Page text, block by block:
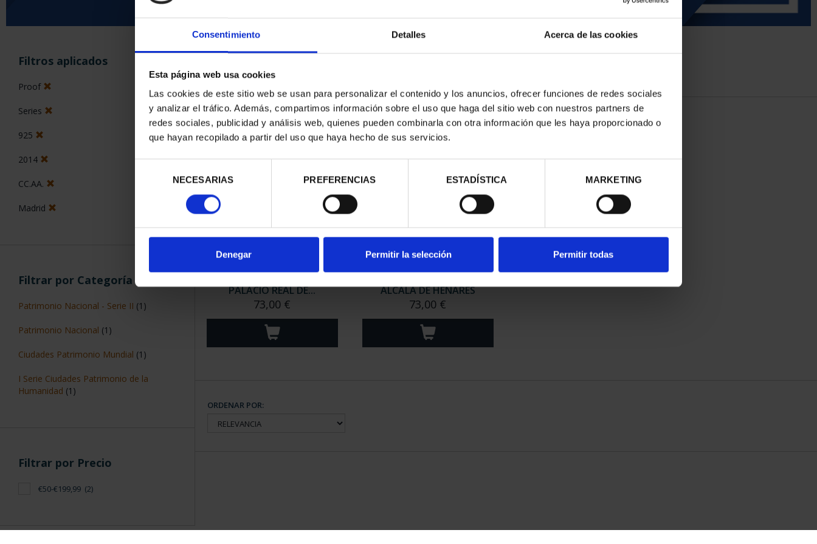
Consentimiento Detalles Acerca de las cookies
Esta página web usa cookies
Las cookies de este sitio web se usan para personalizar el contenido y los anuncios, ofrecer funciones de redes sociales
y analizar el tráfico. Además, compartimos información sobre el uso que haga del sitio web con nuestros partners de
redes sociales, publicidad y análisis web, quienes pueden combinarla con otra información que les haya proporcionado o
que hayan recopilado a partir del uso que haya hecho de sus servicios.
consentimiento
NECESARIAS PREFERENCIAS ESTADÍSTICA MARKETING
Denegar Permitir la selección Permitir todas
Filtros aplicados
Proof
Series
925
2014
CC.AA.
Madrid
Filtrar por Categoría
Patrimonio Nacional - Serie II (1)
Patrimonio Nacional (1)
Ciudades Patrimonio Mundial (1)
I Serie Ciudades Patrimonio de la
Humanidad (1)
Filtrar por Precio
€50-€199,99 (2)
ORDENAR POR:
2 Productos encontrados
PATRIMONIO NACIONAL II -
PALACIO REAL DE...
73,00 €
CIUDADES PATRIMONIO -
ALCALÁ DE HENARES
73,00 €
ORDENAR POR: